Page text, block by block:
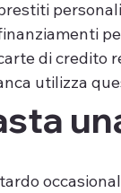
di credito
utilizza